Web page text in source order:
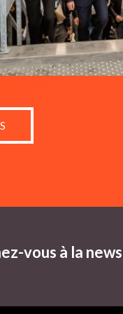
vous à la
avec les